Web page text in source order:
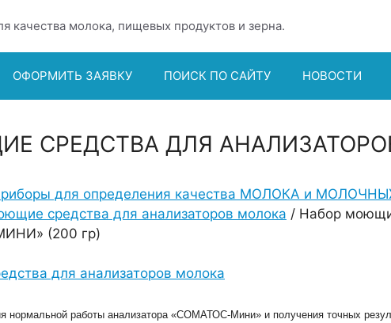
качества молока, пищевых продуктов и зерна.
ОФОРМИТЬ ЗАЯВКУ ПОИСК ПО САЙТУ НОВОСТИ
СРЕДСТВА ДЛЯ
для определения качества МОЛОКА и
средства для анализаторов молока / Набор
(200 гр)
для анализаторов молока
нормальной работы анализатора «СОМАТОС-Мини» и получения точных